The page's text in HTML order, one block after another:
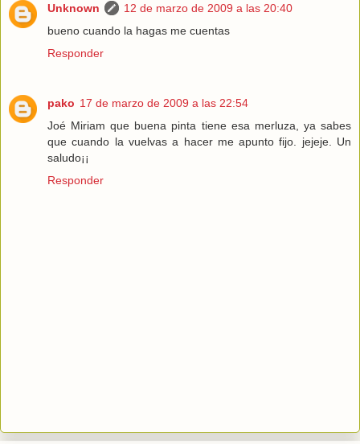
Unknown
12 de marzo de 2009 a las 20:40
bueno cuando la hagas me cuentas
Responder
pako 17 de marzo de 2009 a las 22:54
Joé Miriam que buena pinta tiene esa merluza, ya sabes
que cuando la vuelvas a hacer me apunto fijo. jejeje. Un
saludo¡¡
Responder